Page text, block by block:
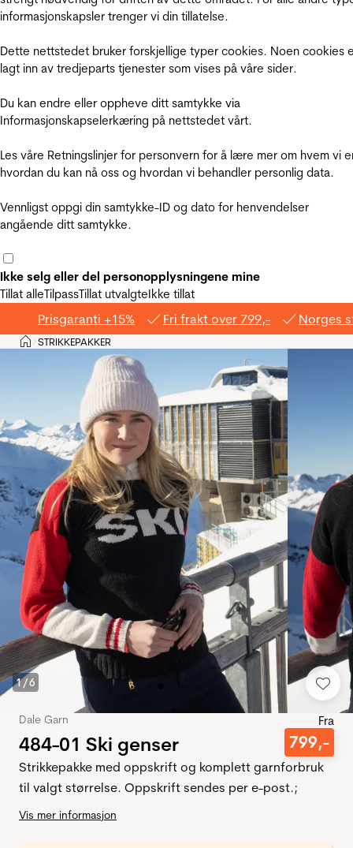
informasjonskapsler trenger vi din tillatelse.
Dette nettstedet bruker forskjellige typer cookies. Noen cookies
lagt inn av tredjeparts tjenester som vises på våre sider.
Du kan endre eller oppheve ditt samtykke via
Informasjonskapselerkæring på nettstedet vårt.
Les våre Retningslinjer for personvern for å lære mer om hvem vi
hvordan du kan nå oss og hvordan vi behandler personlig data.
Vennligst oppgi din samtykke-ID og dato for henvendelser
angående ditt samtykke.
Ikke selg eller del personopplysningene mine
Tillat alleTilpassTillat utvalgteIkke tillat
Prisgaranti +15% Fri frakt over 799,- Norges
Hjem
>STRIKKEPAKKER
1/6
Dale Garn
484-01 Ski genser
Fra
799,-
Strikkepakke med oppskrift og komplett garnforbruk
til valgt størrelse. Oppskrift sendes per e-post.;
Vis mer informasjon